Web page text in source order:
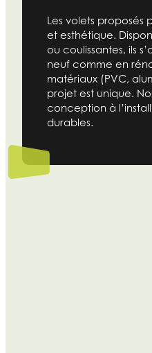
Les volets
et esthétique.
ou coulissantes, ils
neuf comme en
matériaux (PVC,
projet est unique.
conception à
durables.